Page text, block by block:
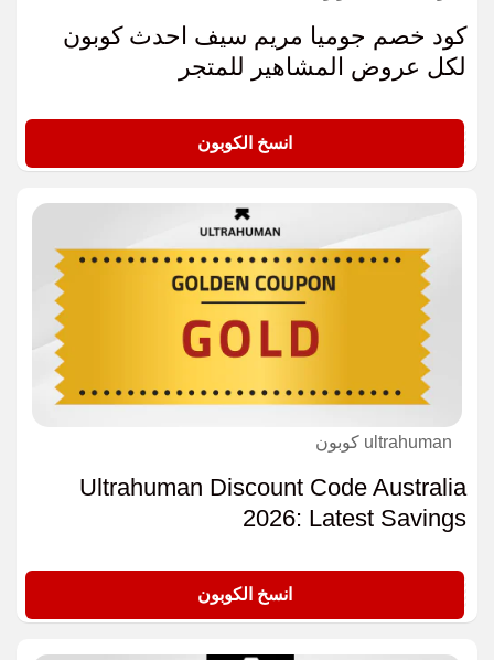
كود خصم جوميا مريم سيف احدث كوبون
لكل عروض المشاهير للمتجر
انسخ الكوبون
ultrahuman كوبون
Ultrahuman Discount Code Australia
2026: Latest Savings
انسخ الكوبون